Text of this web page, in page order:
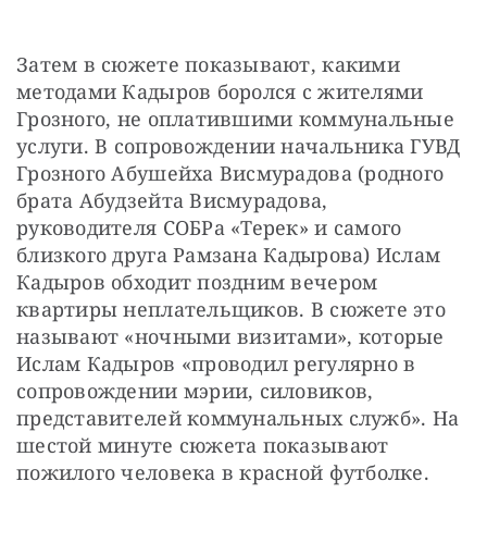
Затем в сюжете показывают, какими
методами Кадыров боролся с жителями
Грозного, не оплатившими коммунальные
услуги. В сопровождении начальника ГУВД
Грозного Абушейха Висмурадова (родного
брата Абудзейта Висмурадова,
руководителя СОБРа «Терек» и самого
близкого друга Рамзана Кадырова) Ислам
Кадыров обходит поздним вечером
квартиры неплательщиков. В сюжете это
называют «ночными визитами», которые
Ислам Кадыров «проводил регулярно в
сопровождении мэрии, силовиков,
представителей коммунальных служб». На
шестой минуте сюжета показывают
пожилого человека в красной футболке.